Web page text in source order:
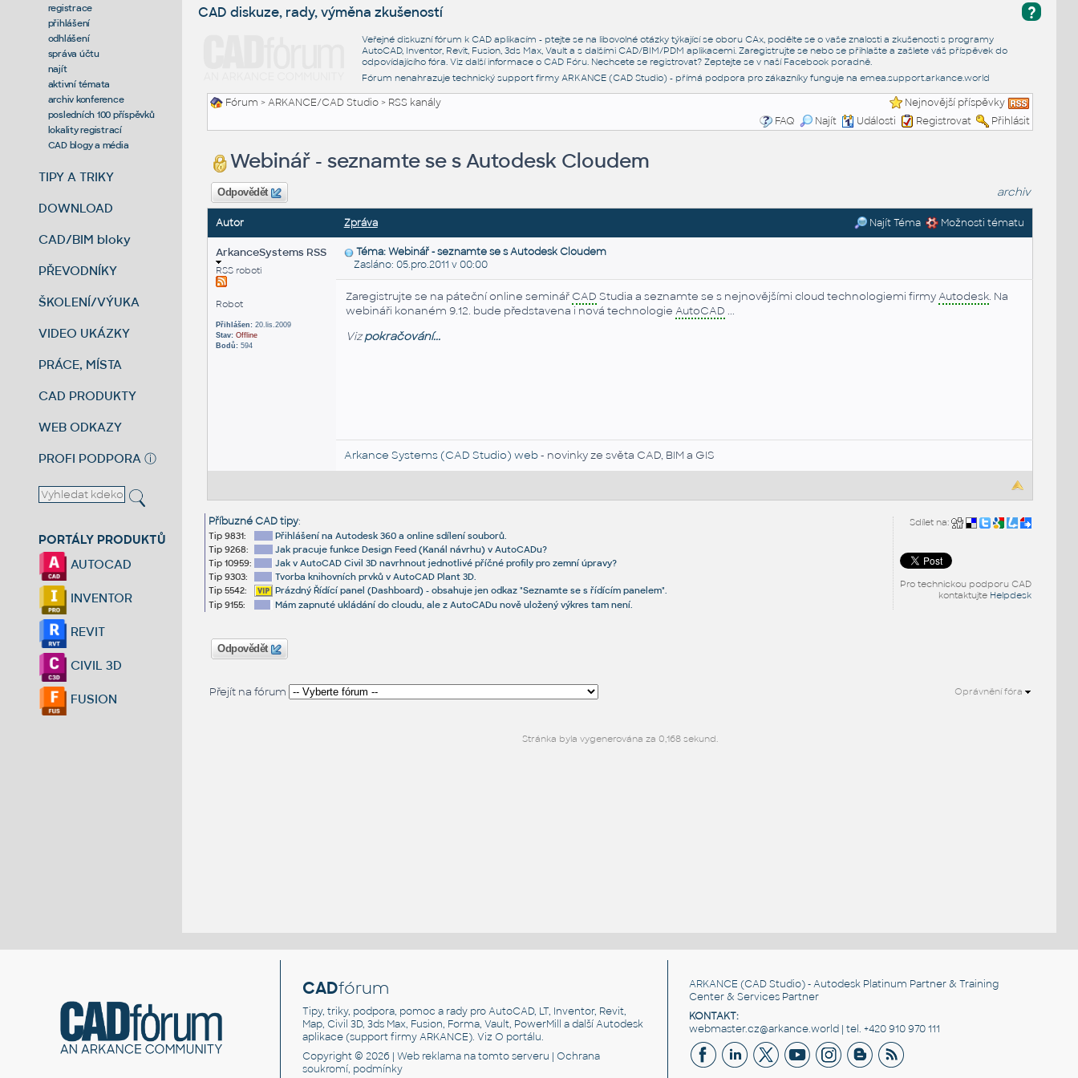
registrace
přihlášení
odhlášení
správa účtu
najít
aktivní témata
archiv konference
posledních 100 příspěvků
lokality registrací
CAD blogy a média
TIPY A TRIKY
DOWNLOAD
CAD/BIM bloky
PŘEVODNÍKY
ŠKOLENÍ/VÝUKA
VIDEO UKÁZKY
PRÁCE, MÍSTA
CAD PRODUKTY
WEB ODKAZY
PROFI PODPORA ⓘ
PORTÁLY PRODUKTŮ
AUTOCAD
INVENTOR
REVIT
CIVIL 3D
FUSION
?
CAD diskuze, rady, výměna zkušeností
Veřejné diskuzní fórum k CAD aplikacím - ptejte se na libovolné otázky týkající se oboru CAx, podělte se o vaše znalosti a zkušenosti s programy
AutoCAD, Inventor, Revit, Fusion, 3ds Max, Vault a s dalšími CAD/BIM/PDM aplikacemi. Zaregistrujte se nebo se přihlašte a zašlete váš příspěvek do
odpovídajícího fóra. Viz další informace o CAD Fóru. Nechcete se registrovat? Zeptejte se v naší Facebook poradně.
Fórum nenahrazuje technický support firmy ARKANCE (CAD Studio) - přímá podpora pro zákazníky funguje na emea.support.arkance.world
Fórum >ARKANCE/CAD Studio> RSS kanály
Nejnovější příspěvky
FAQ
Najít Události Registrovat Přihlásit
Webinář - seznamte se s Autodesk Cloudem
Odpovědět archiv
Autor Zpráva Najít Téma Možnosti tématu
ArkanceSystems RSS
RSS roboti
Robot
Přihlášen:20.lis.2009
Stav: Offline
Bodů:594
Téma: Webinář - seznamte se s Autodesk Cloudem
Zasláno: 05.pro.2011 v 00:00
Zaregistrujte se na páteční online seminář CAD Studia a seznamte se s nejnovějšími cloud technologiemi firmyAutodesk. Na
webináři konaném 9.12. bude představena i nová technologie AutoCAD ...
Vizpokračování...
Arkance Systems (CAD Studio) web- novinky ze světa CAD, BIM a GIS
Sdílet na:
Pro technickou podporu CAD
kontaktujte Helpdesk
Příbuzné CAD tipy:
Tip 9831:
Přihlášení na Autodesk 360 a online sdílení souborů.
Tip 9268:
Jak pracuje funkce Design Feed (Kanál návrhu) v AutoCADu?
Tip 10959:
Jak v AutoCAD Civil 3D navrhnout jednotlivé příčné profily pro zemní úpravy?
Tip 9303:
Tvorba knihovních prvků v AutoCAD Plant 3D.
Tip 5542:
Prázdný Řídící panel (Dashboard) - obsahuje jen odkaz "Seznamte se s řídícím panelem".
Tip 9155:
Mám zapnuté ukládání do cloudu, ale z AutoCADu nově uložený výkres tam není.
Odpovědět
Přejít na fórum Oprávnění fóra
Stránka byla vygenerována za 0,168 sekund.
CADfórum
Tipy, triky, podpora, pomoc a rady pro AutoCAD, LT, Inventor, Revit,
Map, Civil 3D, 3ds Max, Fusion, Forma, Vault, PowerMill a další Autodesk
aplikace (support firmy ARKANCE). VizO portálu.
Copyright © 2026 |Web reklama na tomto serveru |Ochrana
soukromí, podmínky
ARKANCE (CAD Studio) - Autodesk Platinum Partner & Training
Center & Services Partner
KONTAKT:
webmaster.cz@arkance.world | tel. +420 910 970 111